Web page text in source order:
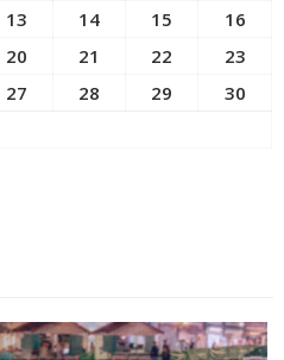
13 14 15
16
20 21 22
23
27 28 29
30